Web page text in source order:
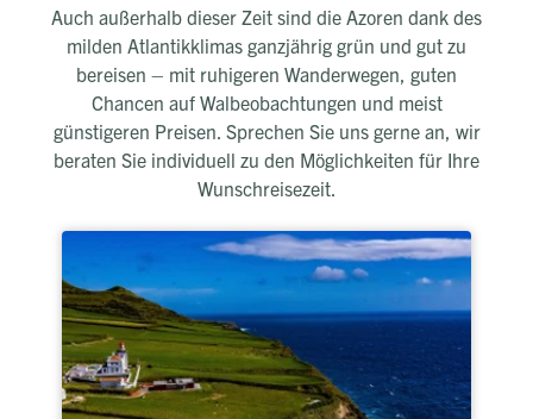
Auch außerhalb dieser Zeit sind die Azoren dank des
milden Atlantikklimas ganzjährig grün und gut zu
bereisen – mit ruhigeren Wanderwegen, guten
Chancen auf Walbeobachtungen und meist
günstigeren Preisen. Sprechen Sie uns gerne an, wir
beraten Sie individuell zu den Möglichkeiten für Ihre
Wunschreisezeit.